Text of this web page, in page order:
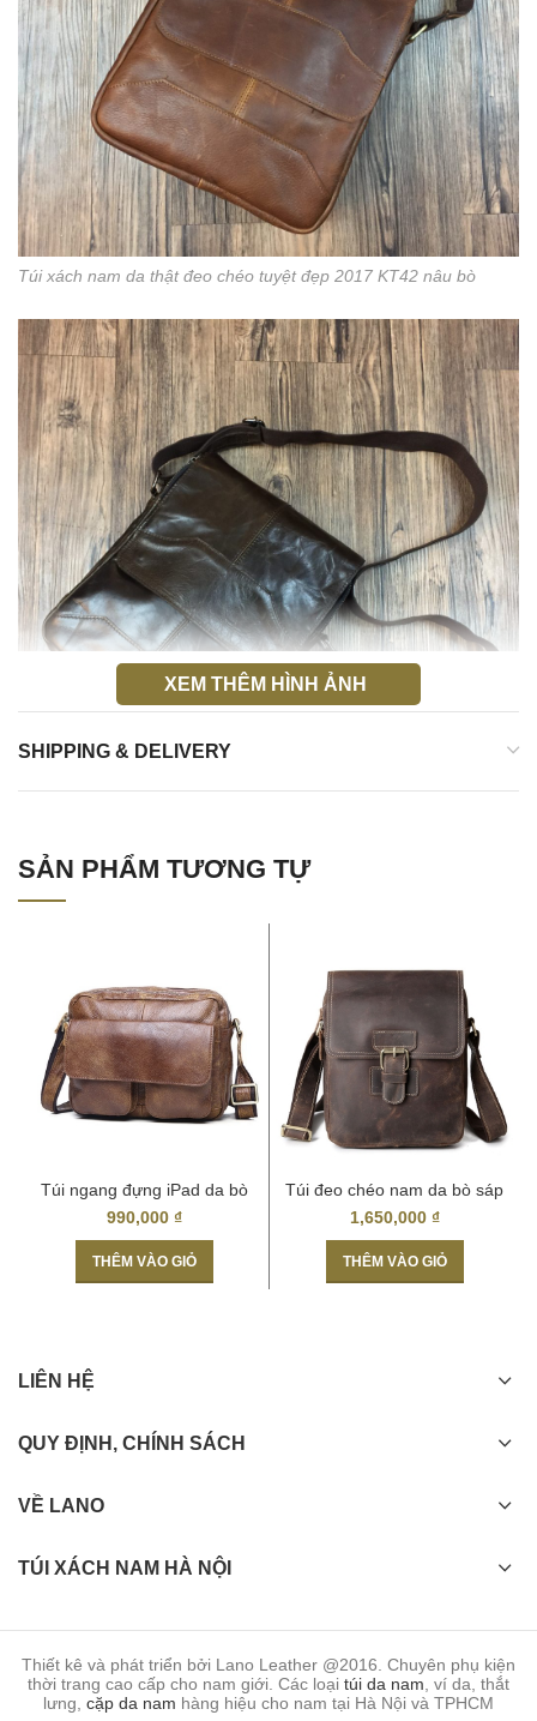
Túi xách nam da thật đeo chéo tuyệt đẹp 2017 KT42 nâu bò
XEM THÊM HÌNH ẢNH
SHIPPING & DELIVERY
SẢN PHẨM TƯƠNG TỰ
Túi ngang đựng iPad da bò
miếng giá rẻ KT48
990,000 ₫
THÊM VÀO GIỎ
Túi đeo chéo nam da bò sáp
thời trang KT59
1,650,000 ₫
THÊM VÀO GIỎ
LIÊN HỆ
QUY ĐỊNH, CHÍNH SÁCH
VỀ LANO
TÚI XÁCH NAM HÀ NỘI
Thiết kê và phát triển bởi Lano Leather @2016. Chuyên phụ kiện
thời trang cao cấp cho nam giới. Các loại túi da nam , ví da, thắt
lưng, cặp da nam hàng hiệu cho nam tại Hà Nội và TPHCM